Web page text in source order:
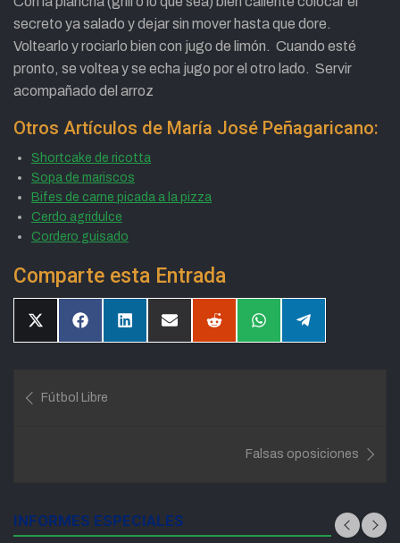
secreto ya salado y dejar sin mover hasta que dore.
Voltearlo y rociarlo bien con jugo de limón. Cuando esté
pronto, se voltea y se echa jugo por el otro lado. Servir
acompañado del arroz
Otros Artículos de María José Peñagaricano:
Shortcake de ricotta
Sopa de mariscos
Bifes de carne picada a la pizza
Cerdo agridulce
Cordero guisado
Comparte esta Entrada
CompartirCompartirCompartirCompartirCompartirCompartirCompartir
de
Fútbol Libre
Falsas oposiciones
INFORMES ESPECIALES